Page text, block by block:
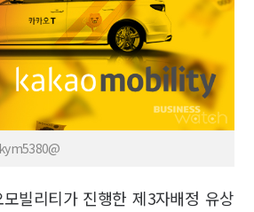
빌리티가 진행한 제3자배정 유상